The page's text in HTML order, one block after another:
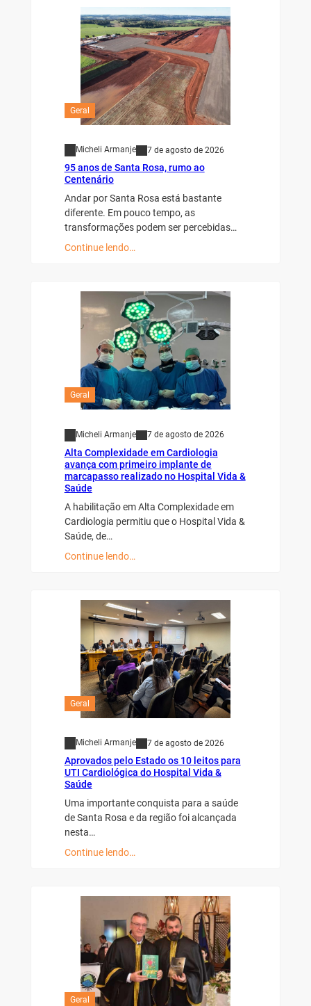
Geral
Micheli Armanje 7 de agosto de 2026
95 anos de Santa Rosa, rumo ao
Centenário
Andar por Santa Rosa está bastante
diferente. Em pouco tempo, as
transformações podem ser percebidas…
Continue lendo…
Geral
Micheli Armanje 7 de agosto de 2026
Alta Complexidade em Cardiologia
avança com primeiro implante de
marcapasso realizado no Hospital Vida &
Saúde
A habilitação em Alta Complexidade em
Cardiologia permitiu que o Hospital Vida &
Saúde, de…
Continue lendo…
Geral
Micheli Armanje 7 de agosto de 2026
Aprovados pelo Estado os 10 leitos para
UTI Cardiológica do Hospital Vida &
Saúde
Uma importante conquista para a saúde
de Santa Rosa e da região foi alcançada
nesta…
Continue lendo…
Geral